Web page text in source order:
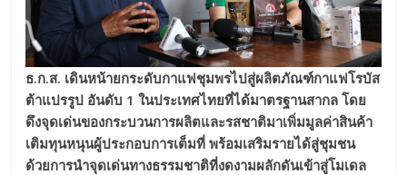
ธ.ก.ส. เดินหน้ายกระดับกาแฟชุมพรไปสู่ผลิตภัณฑ์กาแฟโรบัส
ต้าแปรรูป อันดับ 1 ในประเทศไทยที่ได้มาตรฐานสากล โดย
ดึงจุดเด่นของกระบวนการผลิตและรสชาติมาเพิ่มมูลค่าสินค้า
เติมทุนหนุนผู้ประกอบการเต็มที่ พร้อมเสริมรายได้สู่ชุมชน
ด้วยการนำจุดเด่นทางธรรมชาติที่งดงามผลักดันเข้าสู่โมเดล